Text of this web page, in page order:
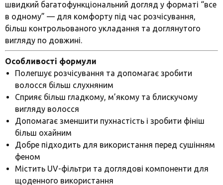
швидкий багатофункціональний догляд у форматі “все
в одному” — для комфорту під час розчісування,
більш контрольованого укладання та доглянутого
вигляду по довжині.
Особливості формули
Полегшує розчісування та допомагає зробити
волосся більш слухняним
Сприяє більш гладкому, м’якому та блискучому
вигляду волосся
Допомагає зменшити пухнастість і зробити фініш
більш охайним
Добре підходить для використання перед сушінням
феном
Містить UV-фільтри та доглядові компоненти для
щоденного використання